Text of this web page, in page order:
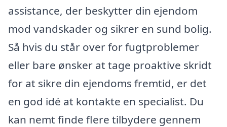
assistance, der beskytter din ejendom
mod vandskader og sikrer en sund bolig.
Så hvis du står over for fugtproblemer
eller bare ønsker at tage proaktive skridt
for at sikre din ejendoms fremtid, er det
en god idé at kontakte en specialist. Du
kan nemt finde flere tilbydere gennem